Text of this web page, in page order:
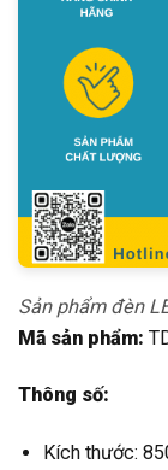
Sản phẩm đèn
Mã sản phẩm:
Thông số:
Kích thước: